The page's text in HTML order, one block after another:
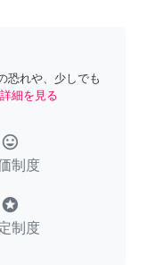
恐れや、少しでも
詳細を見る
tag_faces
制度
stars
制度